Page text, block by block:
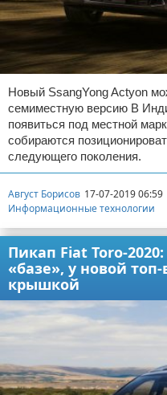
Новый SsangYong Actyon
семиместную версию В
появиться под местной
собираются
следующего поколения.
Август Борисов 17-07-2019 06:59
Информационные технологии
Пикап Fiat Toro-
«базе», у новой топ-
крышкой